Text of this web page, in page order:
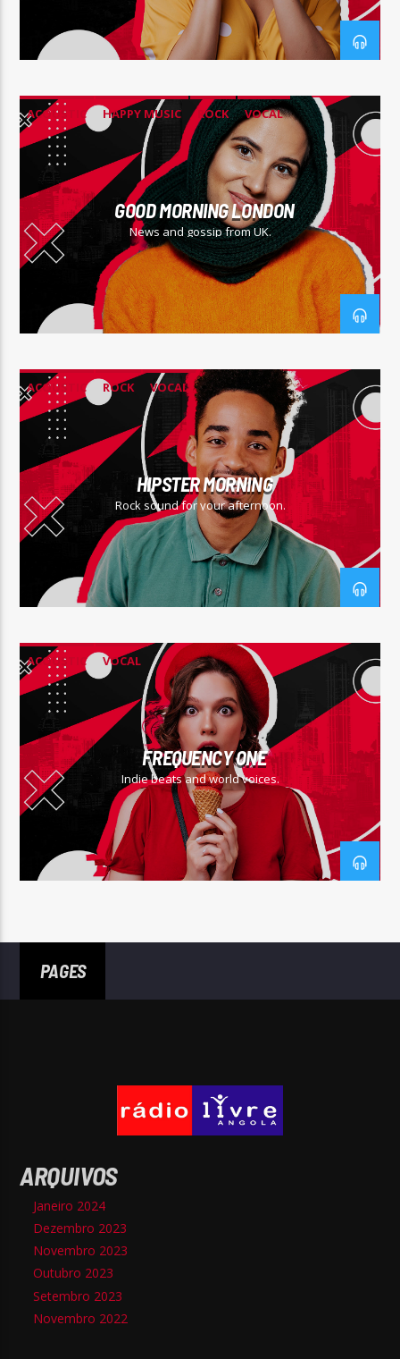
ACOUSTIC HAPPY MUSIC ROCK VOCAL
GOOD MORNING LONDON
News and gossip from UK.
ACOUSTIC ROCK VOCAL
HIPSTER MORNING
Rock sound for your afternoon.
ACOUSTIC VOCAL
FREQUENCY ONE
Indie beats and world voices.
PAGES
ARQUIVOS
Janeiro 2024
Dezembro 2023
Novembro 2023
Outubro 2023
Setembro 2023
Novembro 2022